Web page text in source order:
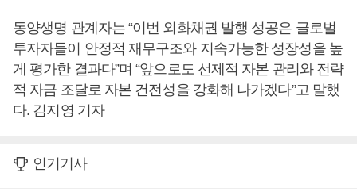
동양생명 관계자는 “이번 외화채권 발행 성공은 글로벌
투자자들이 안정적 재무구조와 지속가능한 성장성을 높
게 평가한 결과다”며 “앞으로도 선제적 자본 관리와 전략
적 자금 조달로 자본 건전성을 강화해 나가겠다”고 말했
다. 김지영 기자
인기기사